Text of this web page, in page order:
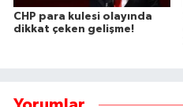
CHP para kulesi olayında
dikkat çeken gelişme!